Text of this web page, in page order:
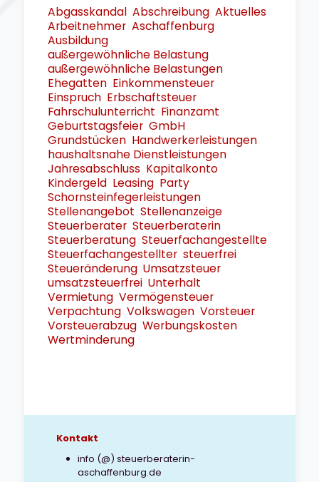
Abgasskandal Abschreibung Aktuelles
Arbeitnehmer Aschaffenburg
Ausbildung
außergewöhnliche Belastung
außergewöhnliche Belastungen
Ehegatten Einkommensteuer
Einspruch Erbschaftsteuer
Fahrschulunterricht Finanzamt
Geburtstagsfeier GmbH
Grundstücken Handwerkerleistungen
haushaltsnahe Dienstleistungen
Jahresabschluss Kapitalkonto
Kindergeld Leasing Party
Schornsteinfegerleistungen
Stellenangebot Stellenanzeige
Steuerberater Steuerberaterin
Steuerberatung Steuerfachangestellte
Steuerfachangestellter steuerfrei
Steueränderung Umsatzsteuer
umsatzsteuerfrei Unterhalt
Vermietung Vermögensteuer
Verpachtung Volkswagen Vorsteuer
Vorsteuerabzug Werbungskosten
Wertminderung
Kontakt
info (@) steuerberaterin-
aschaffenburg.de